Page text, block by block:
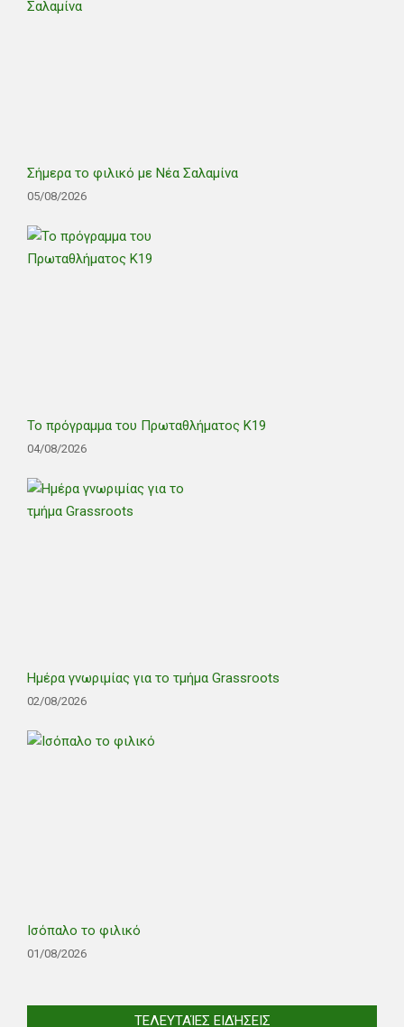
Σήμερα το φιλικό με Νέα Σαλαμίνα
05/08/2026
Το πρόγραμμα του Πρωταθλήματος Κ19
04/08/2026
Ημέρα γνωριμίας για το τμήμα Grassroots
02/08/2026
Ισόπαλο το φιλικό
01/08/2026
ΤΕΛΕΥΤΑΊΕΣ ΕΙΔΉΣΕΙΣ